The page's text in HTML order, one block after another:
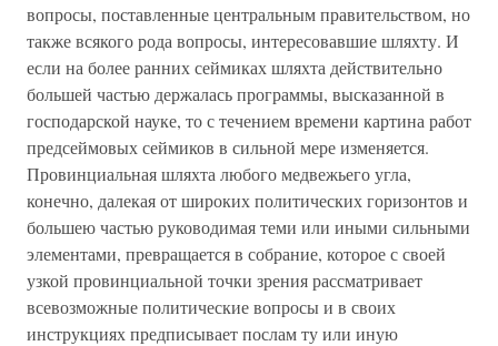
вопросы, поставленные центральным правительством, но
также всякого рода вопросы, интересовавшие шляхту. И
если на более ранних сеймиках шляхта действительно
большей частью держалась программы, высказанной в
господарской науке, то с течением времени картина работ
предсеймовых сеймиков в сильной мере изменяется.
Провинциальная шляхта любого медвежьего угла,
конечно, далекая от широких политических горизонтов и
большею частью руководимая теми или иными сильными
элементами, превращается в собрание, которое с своей
узкой провинциальной точки зрения рассматривает
всевозможные политические вопросы и в своих
инструкциях предписывает послам ту или иную